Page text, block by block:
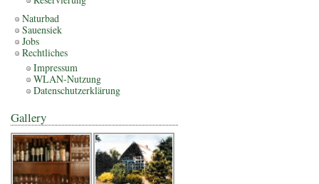
Naturbad
Sauensiek
Jobs
Rechtliches
Impressum
WLAN-Nutzung
Datenschutzerklärung
Gallery